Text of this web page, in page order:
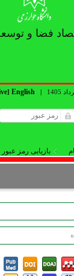
فضا و توسعه
|
English
]
بازیابی رمز عبور